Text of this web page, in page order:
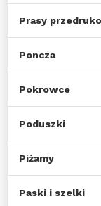
Prasy
Poncza
Pokrowce
Poduszki
Piżamy
Paski i szelki